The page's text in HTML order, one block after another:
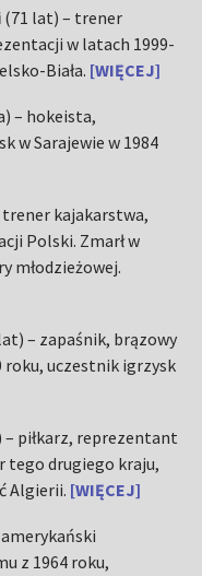
(71 lat) – trener
w latach 1999-
Biała. [WIĘCEJ]
– hokeista,
w Sarajewie w 1984
kajakarstwa,
Polski. Zmarł w
młodzieżowej.
– zapaśnik, brązowy
uczestnik igrzysk
– piłkarz, reprezentant
tego drugiego kraju,
Algierii. [WIĘCEJ]
z 1964 roku,